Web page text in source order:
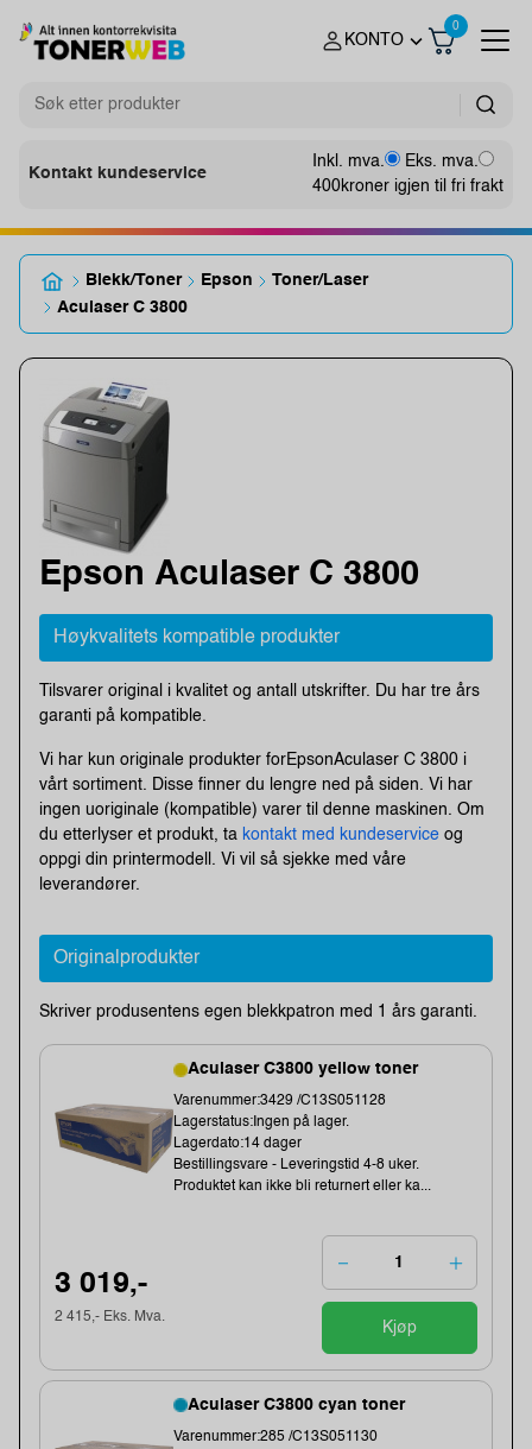
KONTO
0
Kontakt kundeservice
Inkl. mva.
Eks. mva.
400kroner igjen til fri frakt
Blekk/Toner Epson
Toner/Laser
Aculaser C 3800
Epson Aculaser C 3800
Høykvalitets kompatible produkter
Tilsvarer original i kvalitet og antall utskrifter. Du har tre års
garanti på kompatible.
Vi har kun originale produkter forEpsonAculaser C 3800 i
vårt sortiment. Disse finner du lengre ned på siden. Vi har
ingen uoriginale (kompatible) varer til denne maskinen. Om
du etterlyser et produkt, ta kontakt med kundeservice og
oppgi din printermodell. Vi vil så sjekke med våre
leverandører.
Originalprodukter
Skriver produsentens egen blekkpatron med 1 års garanti.
Aculaser C3800 yellow toner
Varenummer:3429 /C13S051128
Lagerstatus:Ingen på lager.
Lagerdato:14 dager
Bestillingsvare - Leveringstid 4-8 uker.
Produktet kan ikke bli returnert eller ka...
3 019,-
2 415,- Eks. Mva.
Kjøp
Aculaser C3800 cyan toner
Varenummer:285 /C13S051130